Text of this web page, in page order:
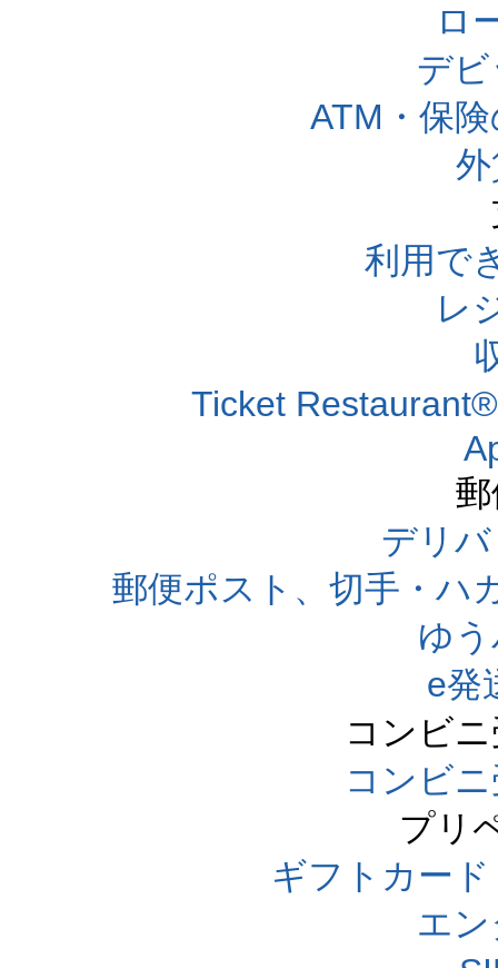
ロ
デ
ATM・保
利用で
レ
Ticket
デリ
郵便ポスト、切手・ハ
ゆ
e発
コンビ
コンビ
プリ
ギフトカー
エ